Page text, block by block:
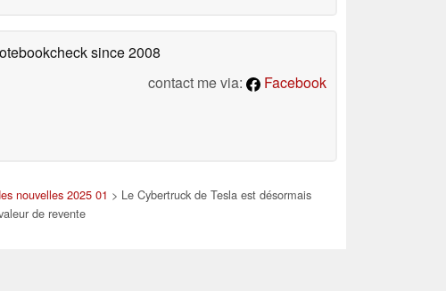
since 2008
contact me via:
Facebook
nouvelles 2025 01 > Le Cybertruck de Tesla est désormais
de revente